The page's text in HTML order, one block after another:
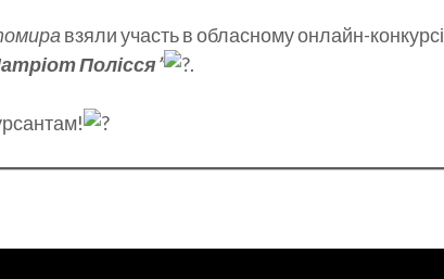
взяли участь в обласному онлайн-конкурсі
Полісся” .